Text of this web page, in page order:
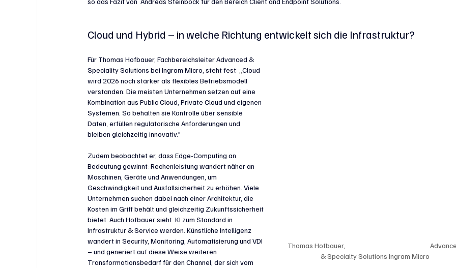
Cloud und Hybrid – in welche Richtung entwickelt sich die Infrastruktur?
Thomas Hofbauer, 					Advanced
& Specialty Solutions Ingram Micro
Für Thomas Hofbauer, Fachbereichsleiter Advanced &
Speciality Solutions bei Ingram Micro, steht fest: „Cloud
wird 2026 noch stärker als flexibles Betriebsmodell
verstanden. Die meisten Unternehmen setzen auf eine
Kombination aus Public Cloud, Private Cloud und eigenen
Systemen. So behalten sie Kontrolle über sensible
Daten, erfüllen regulatorische Anforderungen und
bleiben gleichzeitig innovativ."
Zudem beobachtet er, dass Edge-Computing an
Bedeutung gewinnt: Rechenleistung wandert näher an
Maschinen, Geräte und Anwendungen, um
Geschwindigkeit und Ausfallsicherheit zu erhöhen. Viele
Unternehmen suchen dabei nach einer Architektur, die
Kosten im Griff behält und gleichzeitig Zukunftssicherheit
bietet. Auch Hofbauer sieht KI zum Standard in
Infrastruktur & Service werden. Künstliche Intelligenz
wandert in Security, Monitoring, Automatisierung und VDI
– und generiert auf diese Weise weiteren
Transformationsbedarf für den Channel, der sich vom